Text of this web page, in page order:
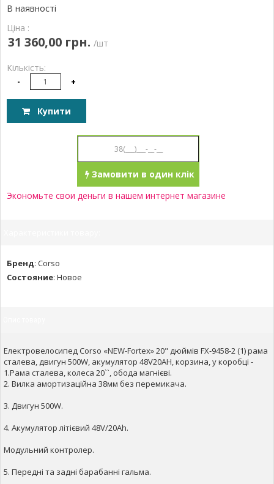
В наявності
Ціна :
31 360,00 грн. /шт
Кількість:
- +
Купити
Замовити в один клік
Экономьте свои деньги в нашем интернет магазине
Бренд: Corso
Состояние: Новое
Електровелосипед Corso «NEW-Fortex» 20" дюймів FX-9458-2 (1) рама
сталева, двигун 500W, акумулятор 48V20AH, корзина, у коробці -
1.Рама сталева, колеса 20``, обода магнієві.
2. Вилка амортизаційна 38мм без перемикача.
3. Двигун 500W.
4. Акумулятор літієвий 48V/20Ah.
Модульний контролер.
5. Передні та задні барабанні гальма.